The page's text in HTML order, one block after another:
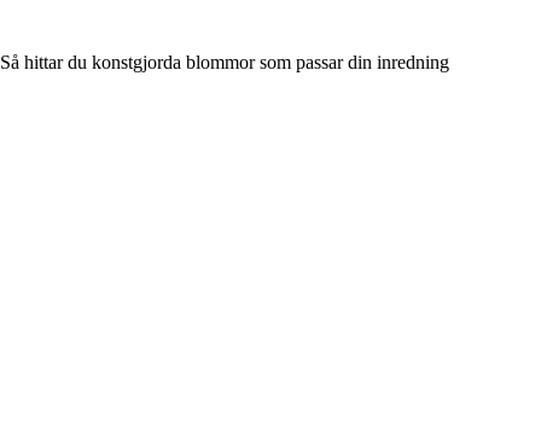
Så hittar du konstgjorda blommor som passar din inredning